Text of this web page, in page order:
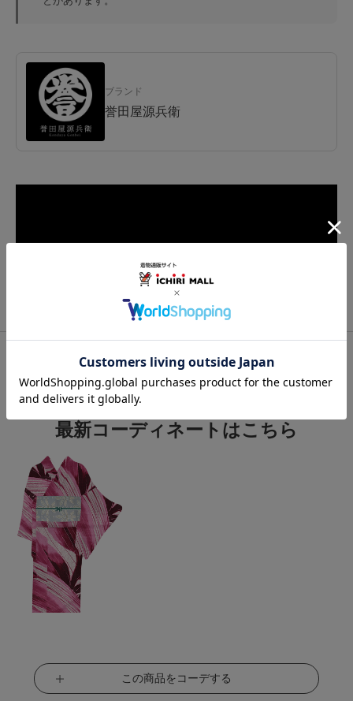
ブランド
誉田屋源兵衛
関連カテゴリ：着物/夏着物/浴衣
この商品を使った
最新コーディネートはこちら
この商品をコーデする